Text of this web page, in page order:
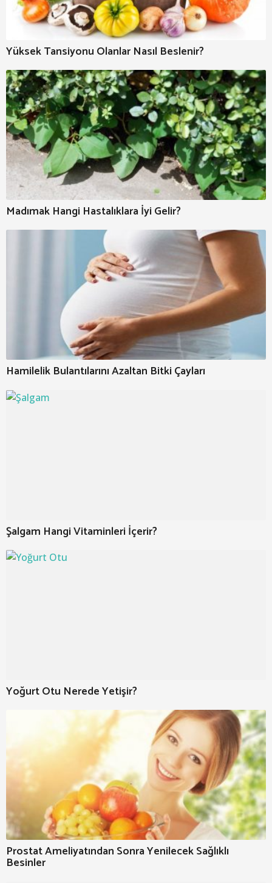
Yüksek Tansiyonu Olanlar Nasıl Beslenir?
Madımak Hangi Hastalıklara İyi Gelir?
Hamilelik Bulantılarını Azaltan Bitki Çayları
Şalgam Hangi Vitaminleri İçerir?
Yoğurt Otu Nerede Yetişir?
Prostat Ameliyatından Sonra Yenilecek Sağlıklı
Besinler